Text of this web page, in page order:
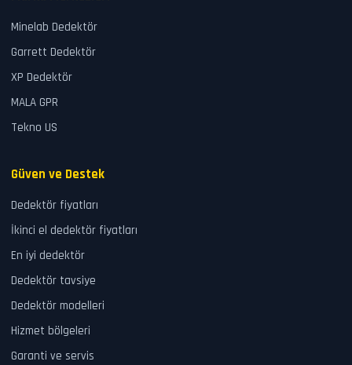
Minelab Dedektör
Garrett Dedektör
XP Dedektör
MALA GPR
Tekno US
Güven ve Destek
Dedektör fiyatları
İkinci el dedektör fiyatları
En iyi dedektör
Dedektör tavsiye
Dedektör modelleri
Hizmet bölgeleri
Garanti ve servis